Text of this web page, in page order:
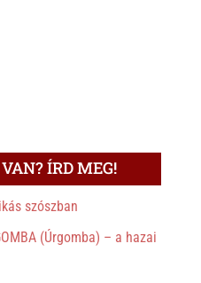
ÍRD MEG!
szószban
(Úrgomba) – a hazai